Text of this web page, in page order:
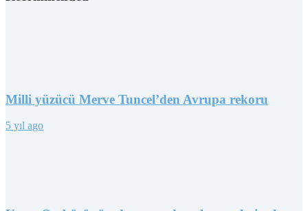
Milli yüzücü Merve Tuncel’den Avrupa rekoru
5 yıl ago